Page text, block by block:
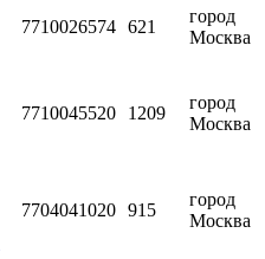
7710026574 621
город
Москва
7710045520 1209
город
Москва
7704041020 915
город
Москва